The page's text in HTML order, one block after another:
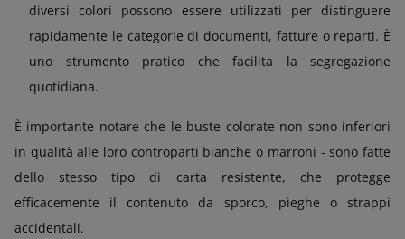
diversi colori possono essere utilizzati per distinguere
rapidamente le categorie di documenti, fatture o reparti. È
uno strumento pratico che facilita la segregazione
quotidiana.
È importante notare che le buste colorate non sono inferiori
in qualità alle loro controparti bianche o marroni - sono fatte
dello stesso tipo di carta resistente, che protegge
efficacemente il contenuto da sporco, pieghe o strappi
accidentali.